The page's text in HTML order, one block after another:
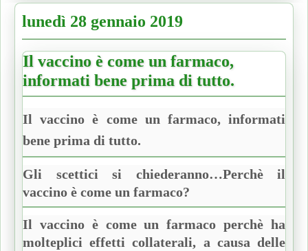
lunedì 28 gennaio 2019
Il vaccino è come un farmaco,
informati bene prima di tutto.
Il vaccino è come un farmaco, informati
bene prima di tutto.
Gli scettici si chiederanno…Perchè il
vaccino è come un farmaco?
Il vaccino è come un farmaco perchè ha
molteplici effetti collaterali, a causa delle